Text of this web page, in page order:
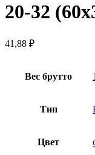
20-32
41,88 ₽
Вес брутто
Тип
Цвет